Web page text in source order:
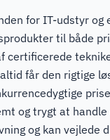
for IT-udstyr og
til både
certificerede
får den rigtige
og trygt at
og kan vejlede